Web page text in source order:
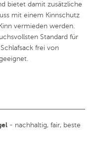
bietet damit zusätzliche
mit einem Kinnschutz
vermieden werden.
Standard für
frei von
- nachhaltig, fair, beste